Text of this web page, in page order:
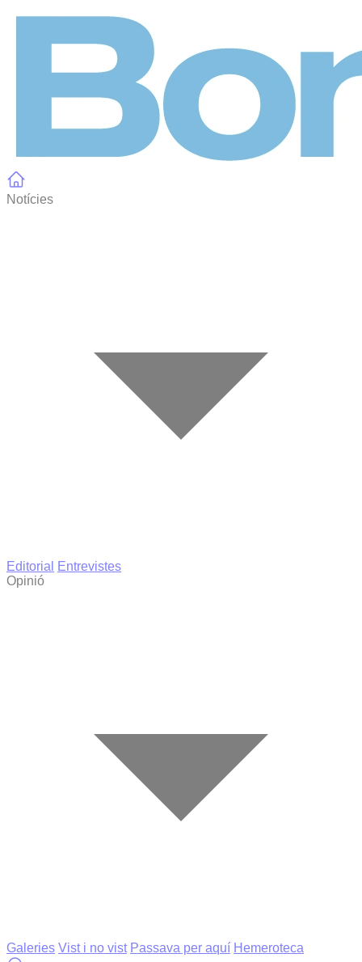
Notícies
Editorial
Entrevistes
Opinió
Galeries Vist i no vist Passava per aquí Hemeroteca